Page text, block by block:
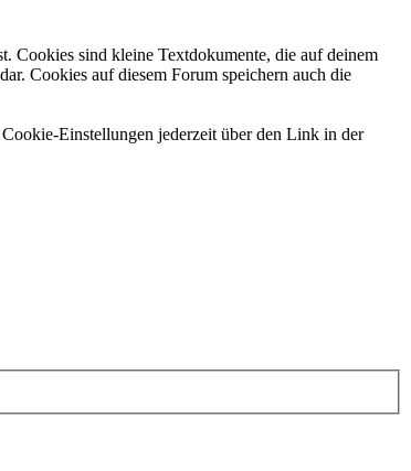
Cookies sind kleine Textdokumente, die auf deinem
Cookies auf diesem Forum speichern auch die
Einstellungen jederzeit über den Link in der